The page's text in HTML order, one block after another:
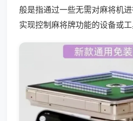
般是指通过一些无需对麻将机
实现控制麻将牌功能的设备或工